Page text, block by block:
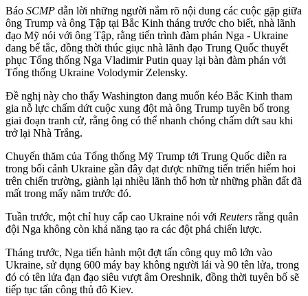
Báo SCMP dẫn lời những người nắm rõ nội dung các cuộc gặp giữa
ông Trump và ông Tập tại Bắc Kinh tháng trước cho biết, nhà lãnh
đạo Mỹ nói với ông Tập, rằng tiến trình đàm phán Nga - Ukraine
đang bế tắc, đồng thời thúc giục nhà lãnh đạo Trung Quốc thuyết
phục Tổng thống Nga Vladimir Putin quay lại bàn đàm phán với
Tổng thống Ukraine Volodymir Zelensky.
Đề nghị này cho thấy Washington đang muốn kéo Bắc Kinh tham
gia nỗ lực chấm dứt cuộc xung đột mà ông Trump tuyên bố trong
giai đoạn tranh cử, rằng ông có thể nhanh chóng chấm dứt sau khi
trở lại Nhà Trắng.
Chuyến thăm của Tổng thống Mỹ Trump tới Trung Quốc diễn ra
trong bối cảnh Ukraine gần đây đạt được những tiến triển hiếm hoi
trên chiến trường, giành lại nhiều lãnh thổ hơn từ những phần đất đã
mất trong mấy năm trước đó.
Tuần trước, một chỉ huy cấp cao Ukraine nói với Reuters rằng quân
đội Nga không còn khả năng tạo ra các đột phá chiến lược.
Tháng trước, Nga tiến hành một đợt tấn công quy mô lớn vào
Ukraine, sử dụng 600 máy bay không người lái và 90 tên lửa, trong
đó có tên lửa đạn đạo siêu vượt âm Oreshnik, đồng thời tuyên bố sẽ
tiếp tục tấn công thủ đô Kiev.